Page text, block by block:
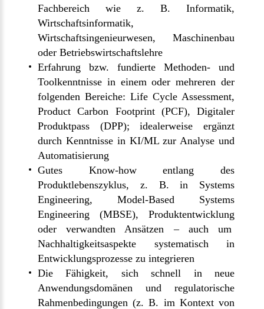
Fachbereich wie z. B. Informatik,
Wirtschaftsinformatik,
Wirtschaftsingenieurwesen, Maschinenbau
oder Betriebswirtschaftslehre
Erfahrung bzw. fundierte Methoden- und
Toolkenntnisse in einem oder mehreren der
folgenden Bereiche: Life Cycle Assessment,
Product Carbon Footprint (PCF), Digitaler
Produktpass (DPP); idealerweise ergänzt
durch Kenntnisse in KI/ML zur Analyse und
Automatisierung
Gutes Know-how entlang des
Produktlebenszyklus, z. B. in Systems
Engineering, Model-Based Systems
Engineering (MBSE), Produktentwicklung
oder verwandten Ansätzen – auch um
Nachhaltigkeitsaspekte systematisch in
Entwicklungsprozesse zu integrieren
Die Fähigkeit, sich schnell in neue
Anwendungsdomänen und regulatorische
Rahmenbedingungen (z. B. im Kontext von